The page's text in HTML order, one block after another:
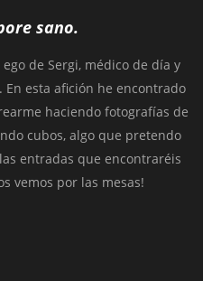
sano.
de Sergi, médico de día y
esta afición he encontrado
haciendo fotografías de
cubos, algo que pretendo
entradas que encontraréis
vemos por las mesas!